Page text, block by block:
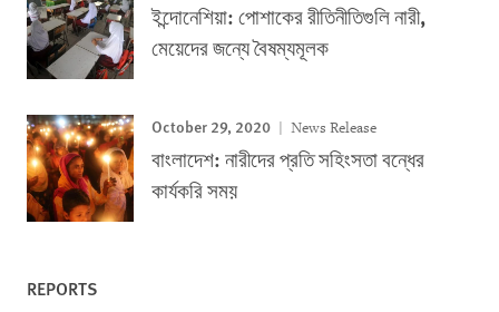
ইন্দোনেশিয়া: পোশাকের রীতিনীতিগুলি নারী,
মেয়েদের জন্যে বৈষম্যমূলক
October 29, 2020 News Release
বাংলাদেশ: নারীদের প্রতি সহিংসতা বন্ধের
কার্যকরি সময়
REPORTS